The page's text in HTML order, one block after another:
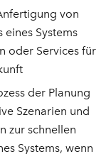
von
eines Systems
oder Services für
der Planung
Szenarien und
zur schnellen
Systems, wenn